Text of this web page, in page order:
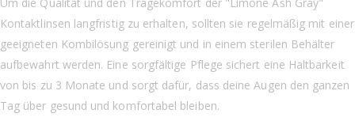
Kontaktlinsen langfristig zu erhalten, sollten sie regelmäßig mit einer
geeigneten Kombilösung gereinigt und in einem sterilen Behälter
aufbewahrt werden. Eine sorgfältige Pflege sichert eine Haltbarkeit
von bis zu 3 Monate und sorgt dafür, dass deine Augen den ganzen
Tag über gesund und komfortabel bleiben.